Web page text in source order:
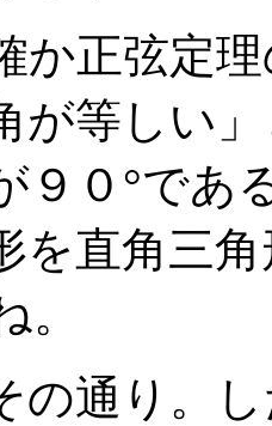
か正弦定
が等しい
９０°であ
を直角三
。
の通り。